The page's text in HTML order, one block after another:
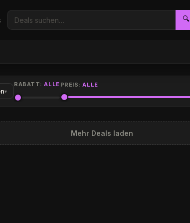
🔍
▾
RABATT:ALLE PREIS:ALLE
Mehr Deals laden